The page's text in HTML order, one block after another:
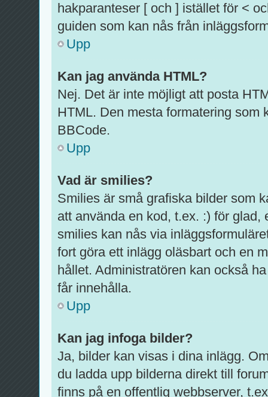
hakparanteser [ och ] istället för <
guiden som kan nås från
Upp
Kan jag använda HTML?
Nej. Det är inte möjligt att posta
HTML. Den mesta formatering som
BBCode.
Upp
Vad är smilies?
Smilies är små grafiska bilder som
att använda en kod, t.ex. :) för
smilies kan nås via
fort göra ett inlägg oläsbart och en
hållet. Administratören kan också
får innehålla.
Upp
Kan jag infoga bilder?
Ja, bilder kan visas i dina inlägg.
du ladda upp bilderna direkt till
finns på en offentlig webbserver,